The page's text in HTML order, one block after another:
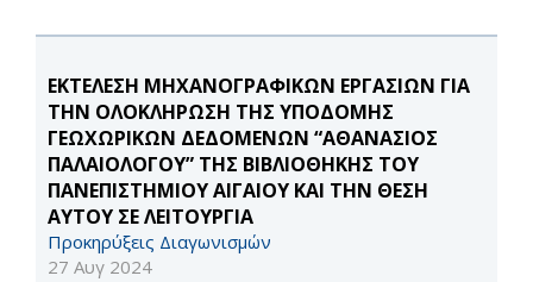
ΕΚΤΕΛΕΣΗ ΜΗΧΑΝΟΓΡΑΦΙΚΩΝ ΕΡΓΑΣΙΩΝ ΓΙΑ
ΤΗΝ ΟΛΟΚΛΗΡΩΣΗ ΤΗΣ ΥΠΟΔΟΜΗΣ
ΓΕΩΧΩΡΙΚΩΝ ΔΕΔΟΜΕΝΩΝ “ΑΘΑΝΑΣΙΟΣ
ΠΑΛΑΙΟΛΟΓΟΥ” ΤΗΣ ΒΙΒΛΙΟΘΗΚΗΣ ΤΟΥ
ΠΑΝΕΠΙΣΤΗΜΙΟΥ ΑΙΓΑΙΟΥ ΚΑΙ ΤΗΝ ΘΕΣΗ
ΑΥΤΟΥ ΣΕ ΛΕΙΤΟΥΡΓΙΑ
Προκηρύξεις Διαγωνισμών
27 Αυγ 2024